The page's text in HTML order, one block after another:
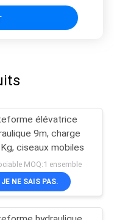
élévatrice
9m, charge
ciseaux mobiles
MOQ:1 ensemble
JE NE SAIS PAS.